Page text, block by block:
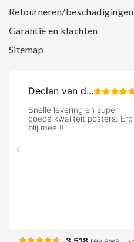
Retourneren/beschadigingen
Garantie en klachten
Sitemap